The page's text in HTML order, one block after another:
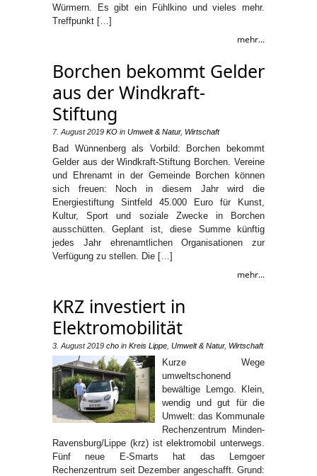
Würmern. Es gibt ein Fühlkino und vieles mehr.
Treffpunkt […]
mehr...
Borchen bekommt Gelder
aus der Windkraft-
Stiftung
7. August 2019 KO in Umwelt & Natur, Wirtschaft
Bad Wünnenberg als Vorbild: Borchen bekommt
Gelder aus der Windkraft-Stiftung Borchen. Vereine
und Ehrenamt in der Gemeinde Borchen können
sich freuen: Noch in diesem Jahr wird die
Energiestiftung Sintfeld 45.000 Euro für Kunst,
Kultur, Sport und soziale Zwecke in Borchen
ausschütten. Geplant ist, diese Summe künftig
jedes Jahr ehrenamtlichen Organisationen zur
Verfügung zu stellen. Die […]
mehr...
KRZ investiert in
Elektromobilität
3. August 2019 cho in Kreis Lippe Umwelt & Natur, Wirtschaft
Kurze Wege
umweltschonend
bewältige Lemgo. Klein,
wendig und gut für die
Umwelt: das Kommunale
Rechenzentrum Minden-
Ravensburg/Lippe (krz) ist elektromobil unterwegs.
Fünf neue E-Smarts hat das Lemgoer
Rechenzentrum seit Dezember angeschafft. Grund: